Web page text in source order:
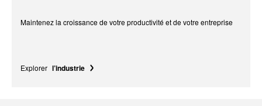
Maintenez la croissance de votre productivité et de votre entreprise
Explorer l’industrie